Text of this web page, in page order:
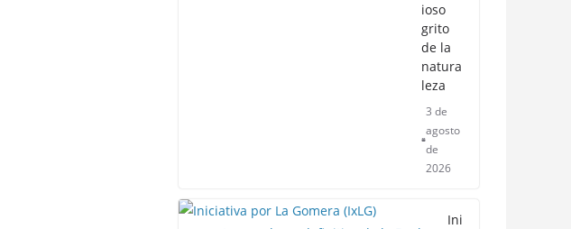
ioso
grito
de la
natura
leza
3 de
agosto
de
2026
Ini